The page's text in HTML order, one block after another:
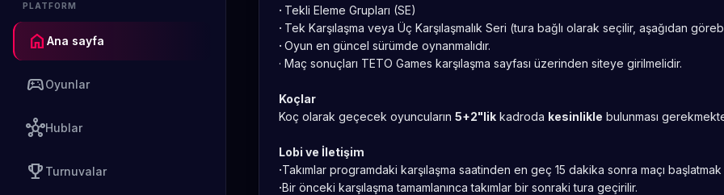
PLATFORM
home Ana sayfa
sports_esportsOyunlar
hubHublar
emoji_events Turnuvalar
· Tekli Eleme Grupları (SE)
· Tek Karşılaşma veya Üç Karşılaşmalık Seri (tura bağlı olarak seçilir, aşağıdan
· Oyun en güncel sürümde oynanmalıdır.
· Maç sonuçları TETO Games karşılaşma sayfası üzerinden siteye girilmelidir.
Koçlar
Koç olarak geçecek oyuncuların 5+2"lik kadroda kesinlikle bulunması
Lobi ve İletişim
·Takımlar programdaki karşılaşma saatinden en geç 15 dakika sonra maçı başlatmak
·Bir önceki karşılaşma tamamlanınca takımlar bir sonraki tura geçirilir.